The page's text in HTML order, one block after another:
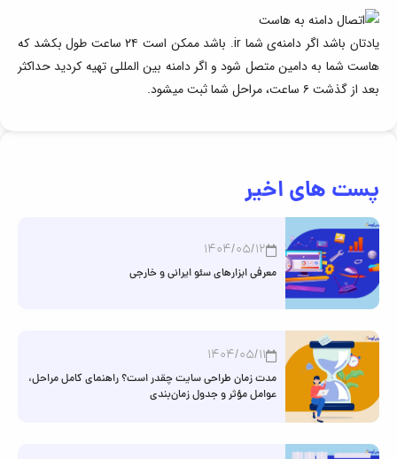
پست های اخیر
1404/05/12
معرفی ابزارهای سئو ایرانی و خارجی
1404/05/11
مدت زمان طراحی سایت چقدر است؟ راهنمای کامل مراحل،
عوامل مؤثر و جدول زمان‌بندی
یادتان باشد اگر دامنه‌ی شما ir. باشد ممکن است ۲۴ ساعت طول بکشد که
هاست شما به دامین متصل شود و اگر دامنه بین المللی تهیه کردید حداکثر
بعد از گذشت ۶ ساعت، مراحل شما ثبت میشود.